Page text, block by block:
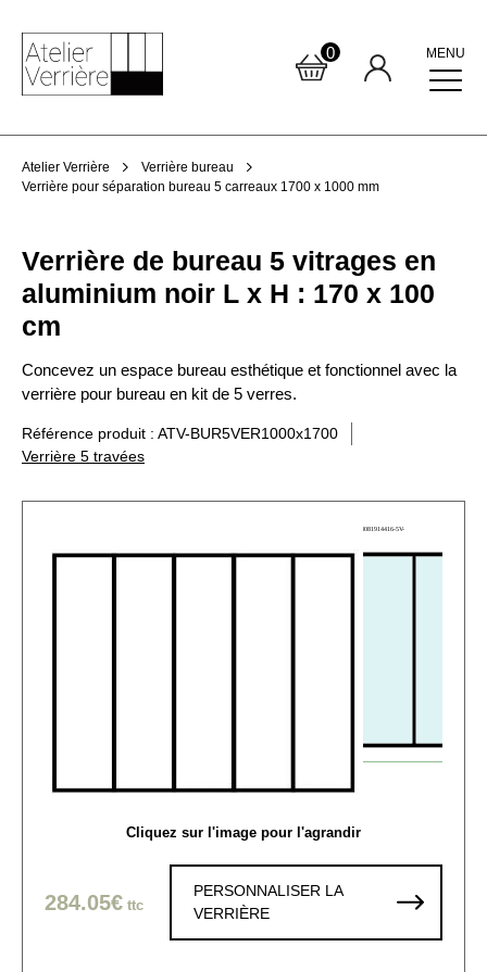
0 MENU
Atelier Verrière
Verrière bureau
Verrière pour séparation bureau 5 carreaux 1700 x 1000 mm
Verrière de bureau 5 vitrages en
aluminium noir L x H : 170 x 100
cm
Concevez un espace bureau esthétique et fonctionnel avec la
verrière pour bureau en kit de 5 verres.
Référence produit : ATV-BUR5VER1000x1700
Verrière 5 travées
Cliquez sur l'image pour l'agrandir
284.05€ ttc
PERSONNALISER LA
VERRIÈRE